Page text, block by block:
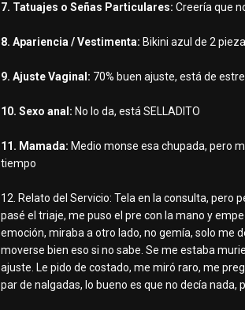
7. Tatuajes o Señas Particulares: Creería que
8. Apariencia / Vestimenta: Bikini azul de 2
9. Ajuste Vaginal: 70% buen ajuste, está de
10. Sexo anal: No lo da, está SELLADITO
11. Mamada: Medio monse esa chupada, pero
tiempo
12. Relato del Servicio: Tela en la consulta, pero
pasé el triaje, me puso el pre con la mano y
emoción, miraba a otro lado, no gemía, solo me
moverse bien eso si no sabe. Se me estaba
ajuste. Le pido de costado, me miró raro, me
par de nalgadas, lo bueno es que no decía